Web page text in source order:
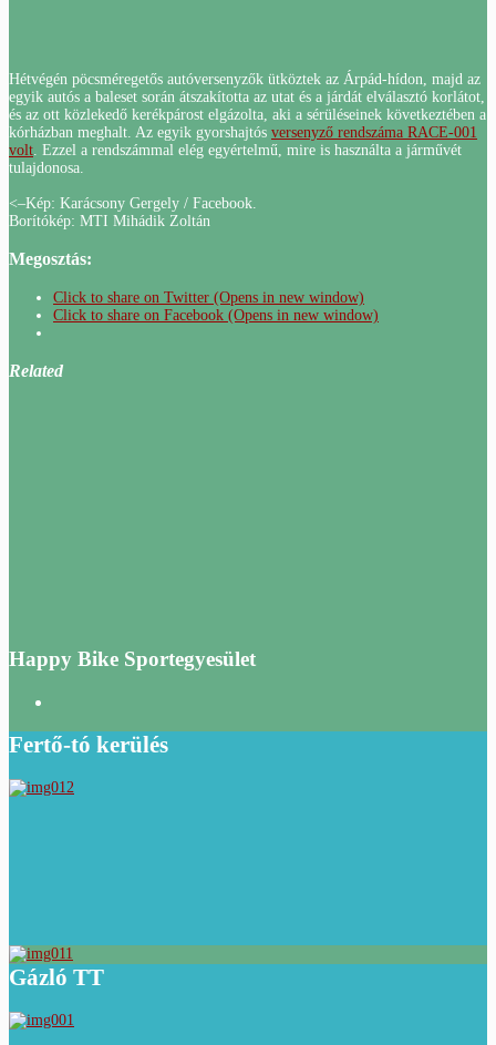
Hétvégén pöcsméregetős autóversenyzők ütköztek az Árpád-hídon, majd az
egyik autós a baleset során átszakította az utat és a járdát elválasztó korlátot,
és az ott közlekedő kerékpárost elgázolta, aki a sérüléseinek következtében a
kórházban meghalt. Az egyik gyorshajtós versenyző rendszáma RACE-001
volt . Ezzel a rendszámmal elég egyértelmű, mire is használta a járművét
tulajdonosa.
<–Kép: Karácsony Gergely / Facebook.
Borítókép: MTI Mihádik Zoltán
Megosztás:
Click to share on Twitter (Opens in new window)
Click to share on Facebook (Opens in new window)
Related
Happy Bike Sportegyesület
Fertő-tó kerülés
Gázló TT